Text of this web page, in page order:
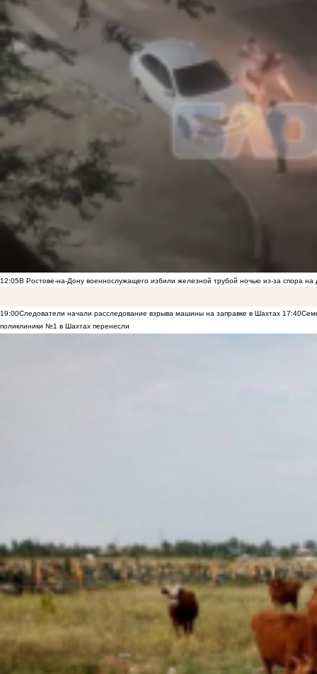
12:05В Ростове-на-Дону военнослужащего избили железной трубой ночью из-за спора на
19:00Следователи начали расследование взрыва машины на заправке в Шахтах 17:40
поликлиники №1 в Шахтах перенесли